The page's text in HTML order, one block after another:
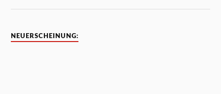
NEUERSCHEINUNG: